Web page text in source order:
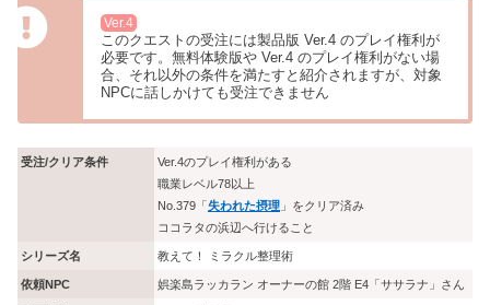
Ver.4
このクエストの受注には製品版 Ver.4 のプレイ権利が
必要です。無料体験版や Ver.4 のプレイ権利がない場
合、それ以外の条件を満たすと紹介されますが、対象
NPCに話しかけても受注できません
受注/クリア条件
Ver.4のプレイ権利がある
職業レベル78以上
No.379「 失われた摂理 」をクリア済み
ココラタの浜辺へ行けること
シリーズ名 教えて！ ミラクル整理術
依頼NPC 娯楽島ラッカラン オーナーの館 2階 E4「ササラナ」さん